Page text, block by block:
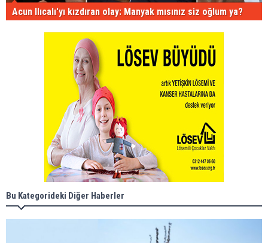
Acun Ilıcalı'yı kızdıran olay: Manyak mısınız siz oğlum ya?
Bu Kategorideki Diğer Haberler